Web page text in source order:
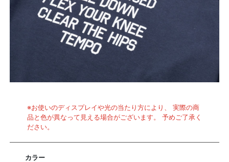
※お使いのディスプレイや光の当たり方により、 実際の商
品と色が異なって見える場合がございます。 予めご了承く
ださい。
カラー